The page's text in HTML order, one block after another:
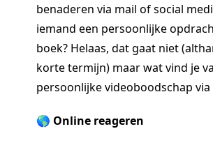
benaderen via mail of social
iemand een persoonlijke
boek? Helaas, dat gaat niet
korte termijn) maar wat vind je
persoonlijke videoboodschap
🌎 Online reageren